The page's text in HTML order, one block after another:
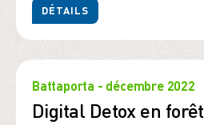
DÉTAILS
Battaporta - décembre 2022
Digital Detox en forêt